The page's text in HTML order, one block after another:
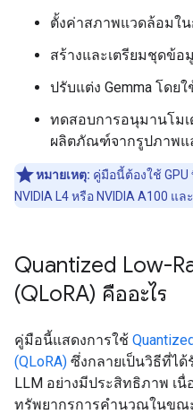
ตั้งค่าสภาพแวดล้อมใ
สร้างและเตรียมชุดข้อ
ปรับแต่ง Gemma โดยใ
ทดสอบการอนุมานโมเ
ผลิตภัณฑ์จากรูปภาพแ
หมายเหตุ: คู่มือนี้ต้องใช้
NVIDIA L4 หรือ NVIDIA A100 แ
Quantized Low-
(QLoRA) คืออะไร
คู่มือนี้แสดงการใช้
(QLoRA) ซึ่งกลายเป็นวิธีที่ไ
LLM อย่างมีประสิทธิภาพ เ
ทรัพยากรการคำนวณในขณ